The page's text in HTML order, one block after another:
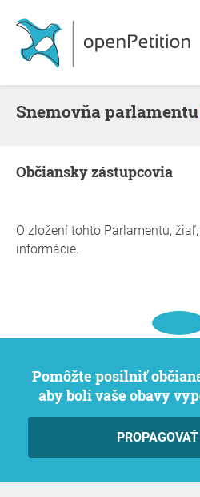
snemovňa parlamentu
občiansky zástupcovia
O zložení tohto Parlamentu,
informácie.
Pomôžte posilniť občiansku účasť. Chceme,
aby boli vaše obavy